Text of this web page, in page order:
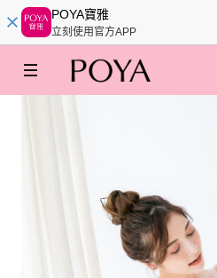
POYA寶雅
立刻使用官方APP